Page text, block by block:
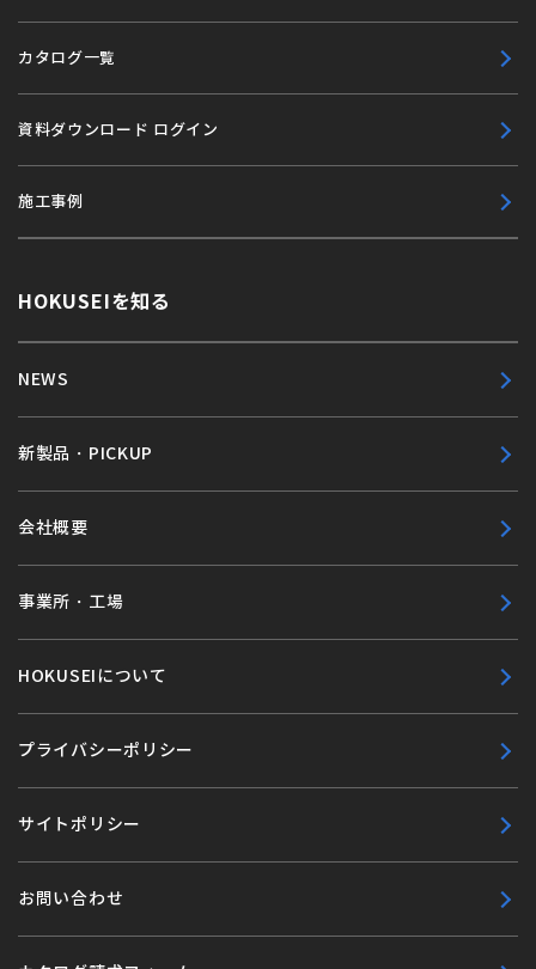
カタログ一覧
資料ダウンロード ログイン
施工事例
HOKUSEIを知る
NEWS
新製品・PICKUP
会社概要
事業所・工場
HOKUSEIについて
プライバシーポリシー
サイトポリシー
お問い合わせ